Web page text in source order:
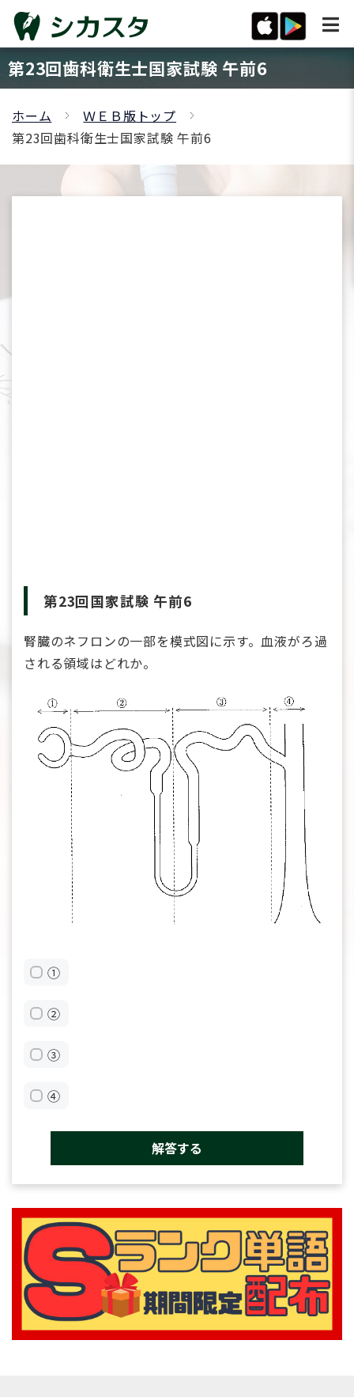
第23回歯科衛生士国家試験 午前6
ホーム
ＷＥＢ版トップ
第23回歯科衛生士国家試験 午前6
第23回国家試験 午前6
腎臓のネフロンの一部を模式図に示す。血液がろ過
される領域はどれか。
①
②
③
④
解答する